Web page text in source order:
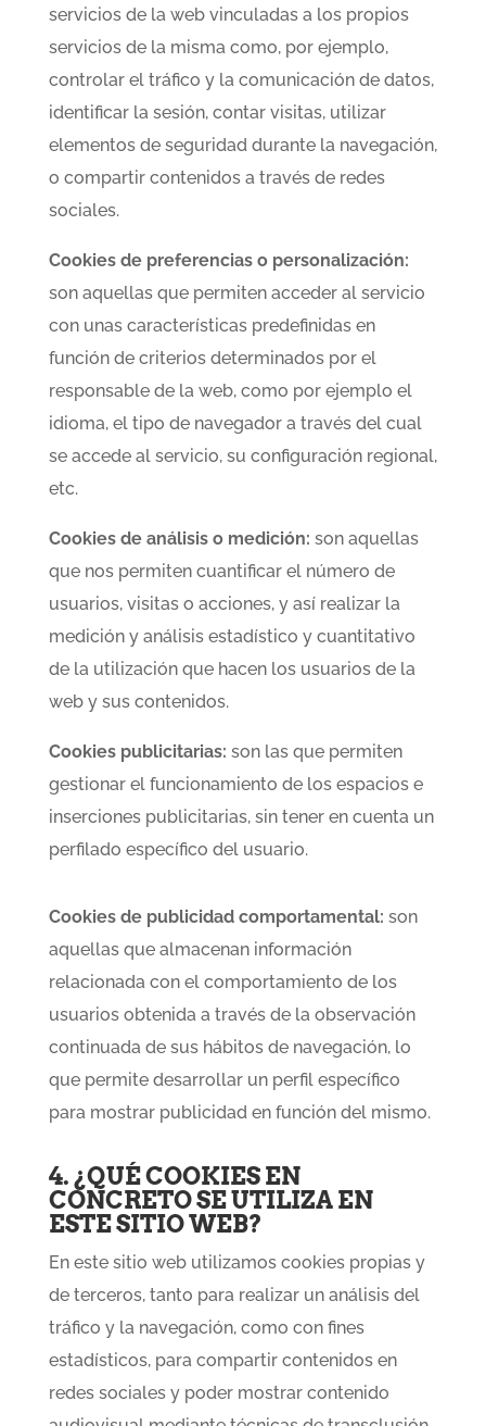
servicios de la web vinculadas a los propios
servicios de la misma como, por ejemplo,
controlar el tráfico y la comunicación de datos,
identificar la sesión, contar visitas, utilizar
elementos de seguridad durante la navegación,
o compartir contenidos a través de redes
sociales.
Cookies de preferencias o personalización:
son aquellas que permiten acceder al servicio
con unas características predefinidas en
función de criterios determinados por el
responsable de la web, como por ejemplo el
idioma, el tipo de navegador a través del cual
se accede al servicio, su configuración regional,
etc.
Cookies de análisis o medición: son aquellas
que nos permiten cuantificar el número de
usuarios, visitas o acciones, y así realizar la
medición y análisis estadístico y cuantitativo
de la utilización que hacen los usuarios de la
web y sus contenidos.
Cookies publicitarias: son las que permiten
gestionar el funcionamiento de los espacios e
inserciones publicitarias, sin tener en cuenta un
perfilado específico del usuario.
Cookies de publicidad comportamental: son
aquellas que almacenan información
relacionada con el comportamiento de los
usuarios obtenida a través de la observación
continuada de sus hábitos de navegación, lo
que permite desarrollar un perfil específico
para mostrar publicidad en función del mismo.
4. ¿QUÉ COOKIES EN
CONCRETO SE UTILIZA EN
ESTE SITIO WEB?
En este sitio web utilizamos cookies propias y
de terceros, tanto para realizar un análisis del
tráfico y la navegación, como con fines
estadísticos, para compartir contenidos en
redes sociales y poder mostrar contenido